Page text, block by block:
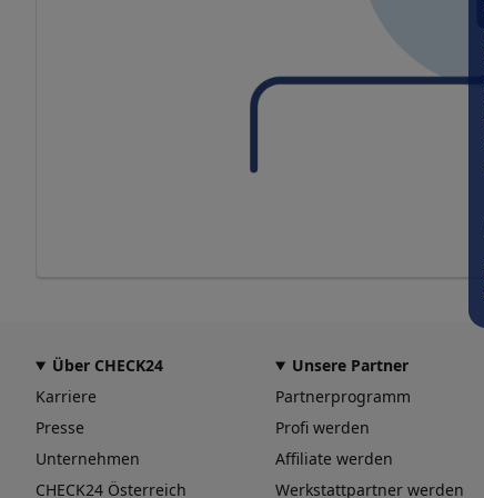
Über CHECK24
Karriere
Presse
Unternehmen
CHECK24 Österreich
Unsere Partner
Partnerprogramm
Profi werden
Affiliate werden
Werkstattpartner werden